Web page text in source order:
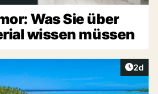
Was Sie über
wissen müssen
2d